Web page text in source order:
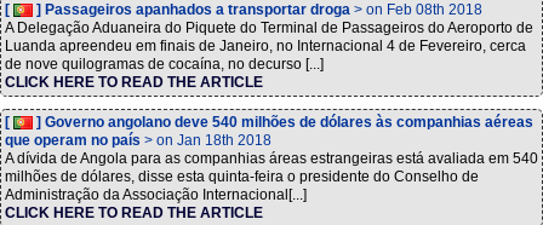
[ ] Passageiros apanhados a transportar droga > on Feb 08th 2018
A Delegação Aduaneira do Piquete do Terminal de Passageiros do Aeroporto de
Luanda apreendeu em finais de Janeiro, no Internacional 4 de Fevereiro, cerca
de nove quilogramas de cocaína, no decurso [...]
CLICK HERE TO READ THE ARTICLE
[
] Governo angolano deve 540 milhões de dólares às companhias aéreas
que operam no país > on Jan 18th 2018
A dívida de Angola para as companhias áreas estrangeiras está avaliada em 540
milhões de dólares, disse esta quinta-feira o presidente do Conselho de
Administração da Associação Internacional[...]
CLICK HERE TO READ THE ARTICLE